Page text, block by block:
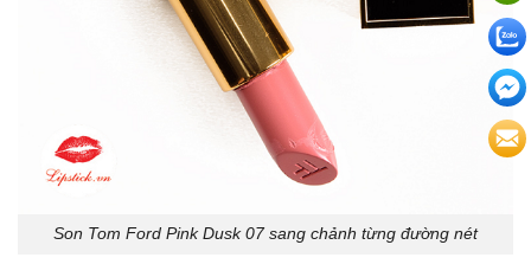
Son Tom Ford Pink Dusk 07 sang chảnh từng đường nét